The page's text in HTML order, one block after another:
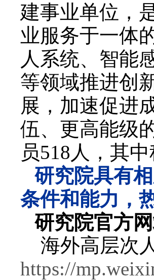
建事业单位，
业服务于一体
人系统、智能
等领域推进创
展，加速促进
伍、更高能级
员518 人，其
研究院具有
条件和能力，
研究院官方网
海外高层次
https://